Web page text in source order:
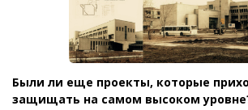
Были ли еще проекты, которые
защищать на самом высоком